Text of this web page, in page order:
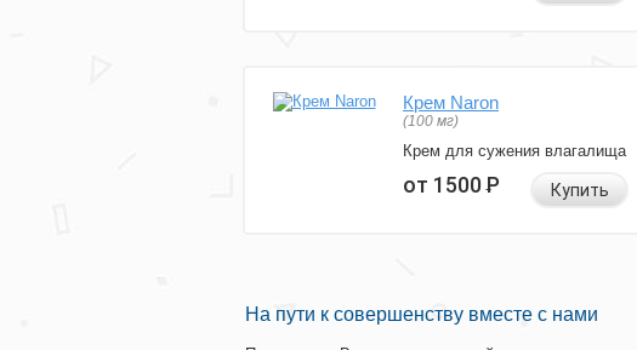
Крем Naron
(100 мг)
Крем для сужения влагалища
от 1500Р Купить
На пути к совершенству вместе с нами